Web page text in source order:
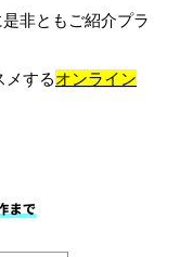
非ともご紹介プラ
メするオンライン